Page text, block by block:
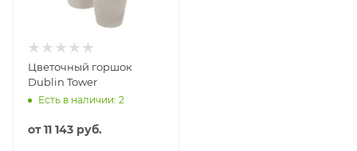
Цветочный горшок
Dublin Tower
Есть в наличии: 2
от11 143 руб.